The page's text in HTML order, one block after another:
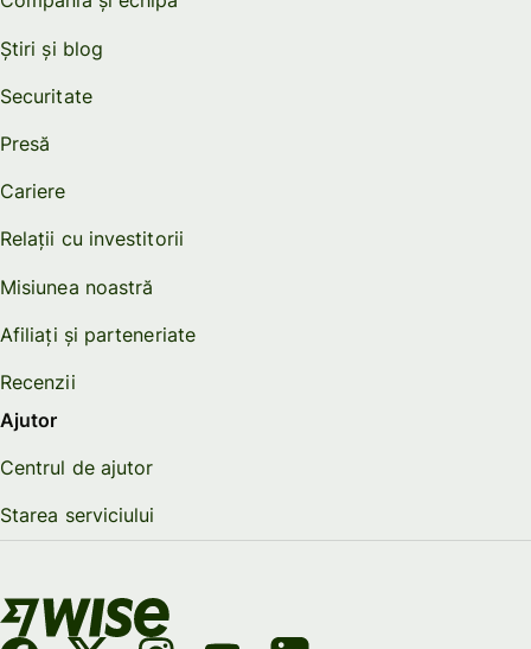
Știri și blog
Securitate
Presă
Cariere
Relații cu investitorii
Misiunea noastră
Afiliați și parteneriate
Recenzii
Ajutor
Centrul de ajutor
Starea serviciului